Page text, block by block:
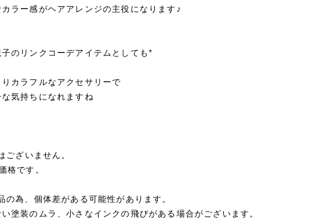
ラー感がヘアアレンジの主役になります♪
のリンクコーデアイテムとしても*
カラフルなアクセサリーで
気持ちになれますね
ございません。
格です。
の為、個体差がある可能性があります。
い塗装のムラ、小さなインクの飛びがある場合がございます。